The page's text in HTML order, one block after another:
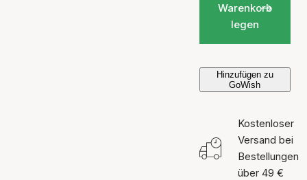
Warenkorb
legen
Hinzufügen zu
GoWish
Kostenloser
Versand bei
Bestellungen
über 49 €